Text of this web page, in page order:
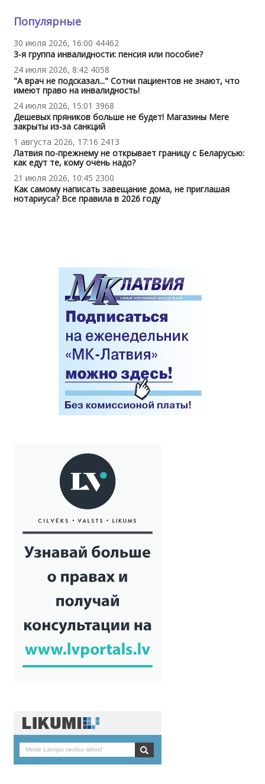
Популярные
30 июля 2026, 16:00 44462
3-я группа инвалидности: пенсия или пособие?
24 июля 2026, 8:42 4058
"А врач не подсказал..." Сотни пациентов не знают, что
имеют право на инвалидность!
24 июля 2026, 15:01 3968
Дешевых пряников больше не будет! Магазины Mere
закрыты из-за санкций
1 августа 2026, 17:16 2413
Латвия по-прежнему не открывает границу с Беларусью:
как едут те, кому очень надо?
21 июля 2026, 10:45 2300
Как самому написать завещание дома, не приглашая
нотариуса? Все правила в 2026 году